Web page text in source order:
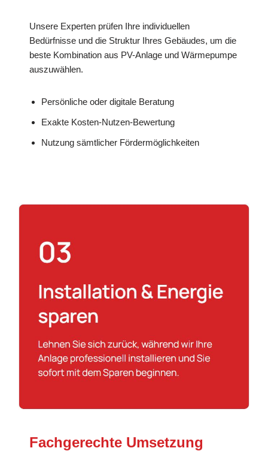
Unsere Experten prüfen Ihre individuellen
Bedürfnisse und die Struktur Ihres Gebäudes, um die
beste Kombination aus PV-Anlage und Wärmepumpe
auszuwählen.
Persönliche oder digitale Beratung
Exakte Kosten-Nutzen-Bewertung
Nutzung sämtlicher Fördermöglichkeiten
Fachgerechte Umsetzung